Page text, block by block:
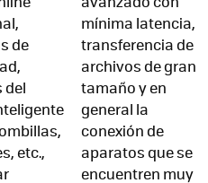
de
del
etc.,
mínima latencia,
transferencia de
archivos de gran
tamaño y en
general la
conexión de
aparatos que se
encuentren muy